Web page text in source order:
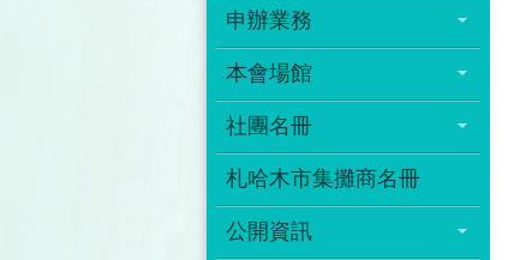
申辦業務
本會場館
社團名冊
札哈木市集攤商名冊
公開資訊